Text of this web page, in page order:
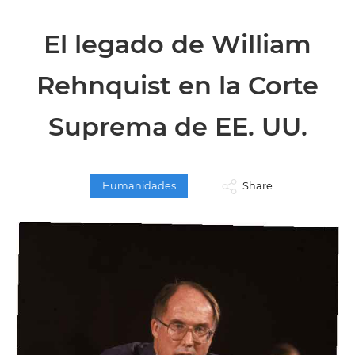
El legado de William
Rehnquist en la Corte
Suprema de EE. UU.
Humanidades Share